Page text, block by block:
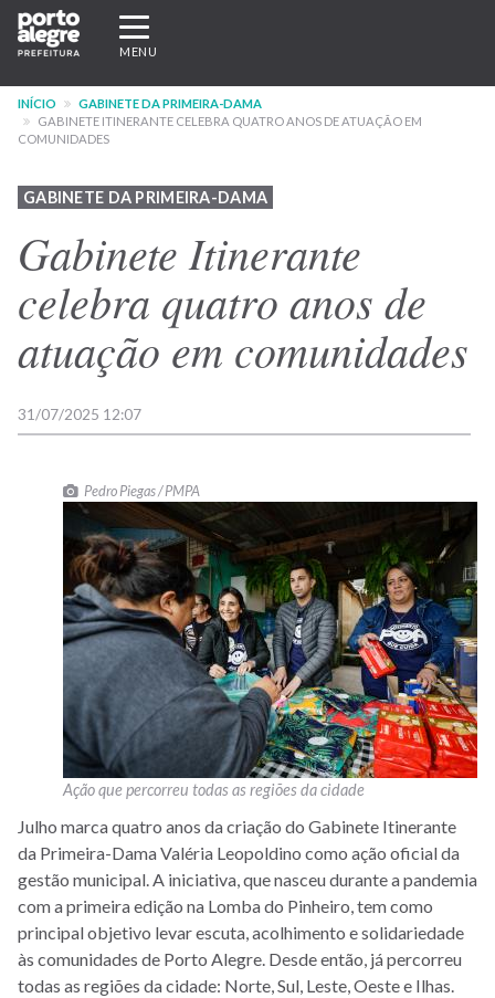
Pular
para
conteúdo
principal
Expandir/recolher
navegação
MENU
INÍCIO
GABINETE DA PRIMEIRA-DAMA
GABINETE ITINERANTE CELEBRA QUATRO ANOS DE ATUAÇÃO EM
COMUNIDADES
GABINETE DA PRIMEIRA-DAMA
Gabinete Itinerante
celebra quatro anos de
atuação em comunidades
31/07/2025 12:07
Pedro Piegas / PMPA
Ação que percorreu todas as regiões da cidade
Julho marca quatro anos da criação do Gabinete Itinerante
da Primeira-Dama Valéria Leopoldino como ação oficial da
gestão municipal. A iniciativa, que nasceu durante a pandemia
com a primeira edição na Lomba do Pinheiro, tem como
principal objetivo levar escuta, acolhimento e solidariedade
às comunidades de Porto Alegre. Desde então, já percorreu
todas as regiões da cidade: Norte, Sul, Leste, Oeste e Ilhas.